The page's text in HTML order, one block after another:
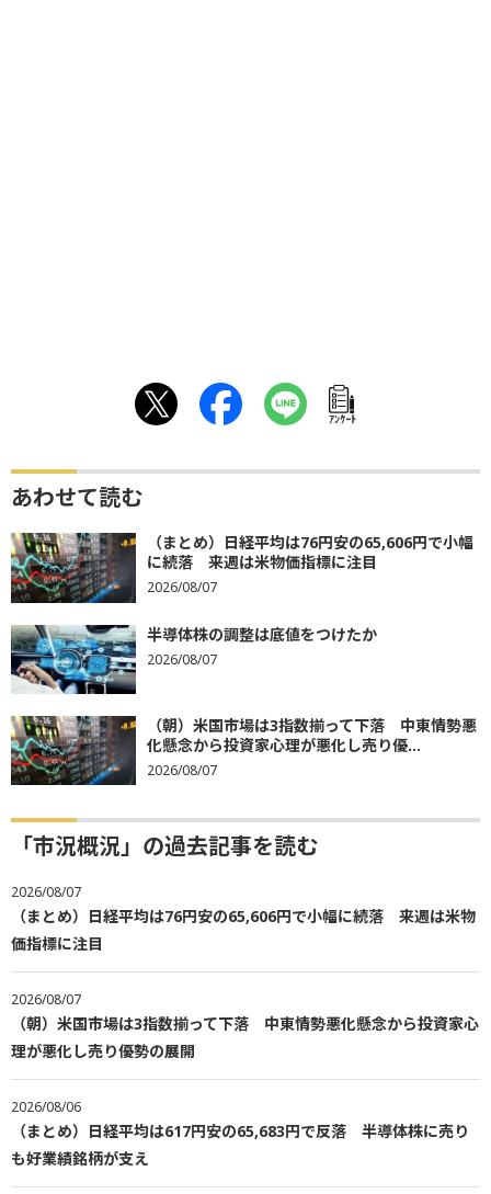
ｱﾝｹｰﾄ
あわせて読む
（まとめ）日経平均は76円安の65,606円で小幅
に続落 来週は米物価指標に注目
2026/08/07
半導体株の調整は底値をつけたか
2026/08/07
（朝）米国市場は3指数揃って下落 中東情勢悪
化懸念から投資家心理が悪化し売り優...
2026/08/07
「市況概況」の過去記事を読む
2026/08/07
（まとめ）日経平均は76円安の65,606円で小幅に続落 来週は米物
価指標に注目
2026/08/07
（朝）米国市場は3指数揃って下落 中東情勢悪化懸念から投資家心
理が悪化し売り優勢の展開
2026/08/06
（まとめ）日経平均は617円安の65,683円で反落 半導体株に売り
も好業績銘柄が支え